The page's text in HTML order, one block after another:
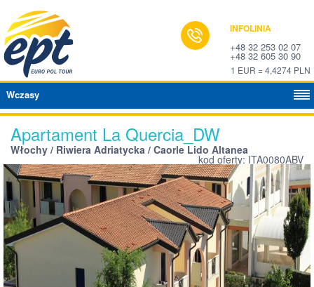
INFOLINIA
+48 32 253 02 07
+48 32 605 30 90
1 EUR = 4,4274 PLN
Wczasy
Apartament La Quercia_DW
Włochy / Riwiera Adriatycka / Caorle Lido Altanea
kod oferty: ITA0080ABV